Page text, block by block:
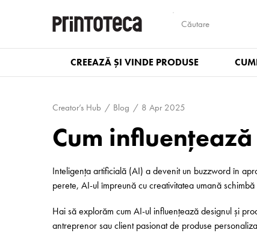
CREEAZĂ ȘI VINDE PRODUSE
Creator’s Hub Blog 8 Apr 2025
Cum
Inteligența artificială (AI) a devenit un buzzword în
perete, AI-ul împreună cu creativitatea umană
Hai să explorăm cum AI-ul influențează designul și
antreprenor sau client pasionat de produse